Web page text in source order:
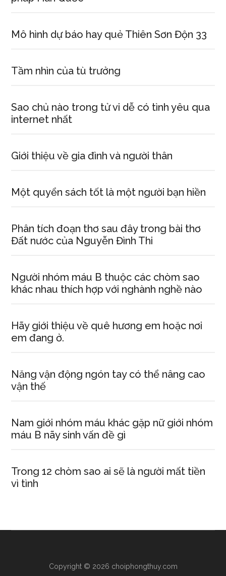
Mô hình dự báo hay quẻ Thiên Sơn Độn 33
Tầm nhìn của tù trưởng
Sao chủ nào trong tử vi dễ có tình yêu qua
internet nhất
Giới thiệu về gia đình và người thân
Một quyển sách tốt là một người bạn hiền
Phân tích đoạn thơ sau đây trong bài thơ
Đất nước của Nguyễn Đình Thi
Người nhóm máu B thuộc các chòm sao
khác nhau thích hợp với nghành nghề nào
Hãy giới thiệu về quê hương em hoặc nơi
em đang ở.
Năng vận động ngón tay có thể nâng cao
vận thế
Nam giới nhóm máu khác gặp nữ giới nhóm
máu B nãy sinh vấn đề gì
Trong 12 chòm sao ai sẽ là người mất tiền
vì tình
Copyright © 2026 choiphongthuy.com